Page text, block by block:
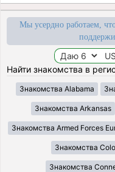
Мы усердно работаем,
Найти знакомства в
Знакомства Alabama
Знакомства Arkansas
Знакомства Armed Forces
Знакомства
Знакомства